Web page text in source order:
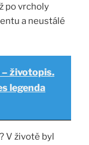
po vrcholy
a neustálé
– životopis.
legenda
V životě byl